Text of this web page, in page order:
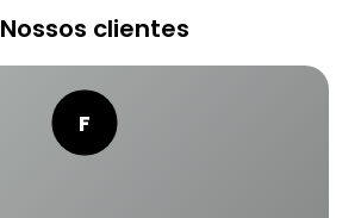
Nossos clientes